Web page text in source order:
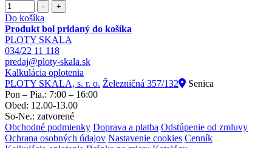
- +
Do košíka
Produkt bol pridaný do košíka
PLOTY SKALA
034/22 11 118
predaj@ploty-skala.sk
Kalkulácia oplotenia
PLOTY SKALA, s. r. o. Železničná 357/132
Senica
Pon – Pia.: 7:00 – 16:00
Obed: 12.00-13.00
So-Ne.: zatvorené
Obchodné podmienky Doprava a platba Odstúpenie od zmluvy
Ochrana osobných údajov Nastavenie cookies Cenník